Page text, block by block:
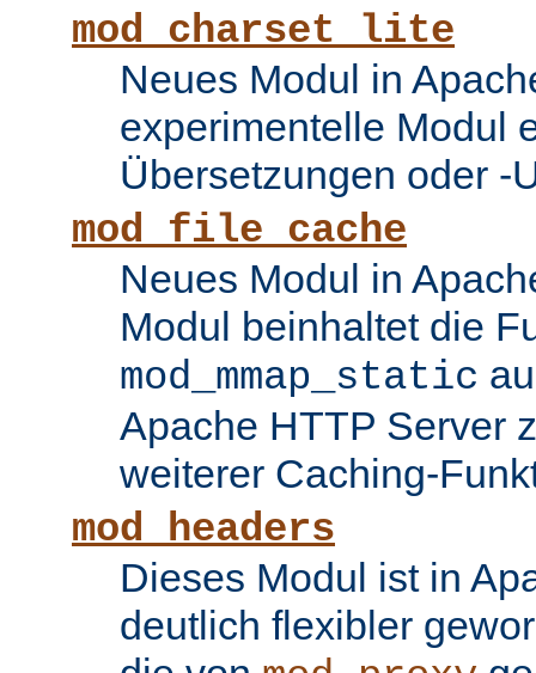
mod_charset_lite
Neues Modul in
experimentelle Modul
Übersetzungen oder -
mod_file_cache
Neues Modul in
Modul beinhaltet die
mod_mmap_static
Apache HTTP Server
weiterer Caching-
mod_headers
Dieses Modul ist in
deutlich flexibler